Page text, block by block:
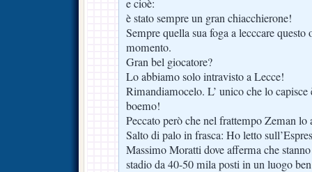
e cioè:
è stato sempre un gran chiacchierone!
Sempre quella sua foga a lecccare questo
momento.
Gran bel giocatore?
Lo abbiamo solo intravisto a Lecce!
Rimandiamocelo. L’ unico che lo
boemo!
Peccato però che nel frattempo Zeman
Salto di palo in frasca: Ho letto
Massimo Moratti dove afferma che
stadio da 40-50 mila posti in un luogo